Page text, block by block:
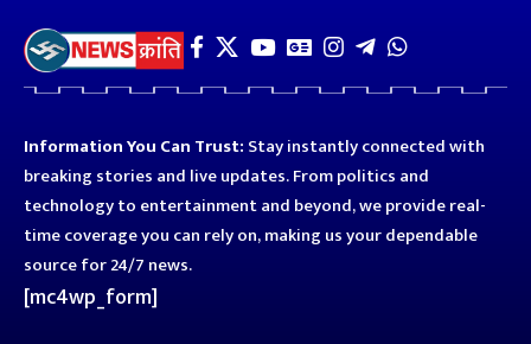
Information You Can Trust: Stay instantly connected with
breaking stories and live updates. From politics and
technology to entertainment and beyond, we provide real-
time coverage you can rely on, making us your dependable
source for 24/7 news.
[mc4wp_form]